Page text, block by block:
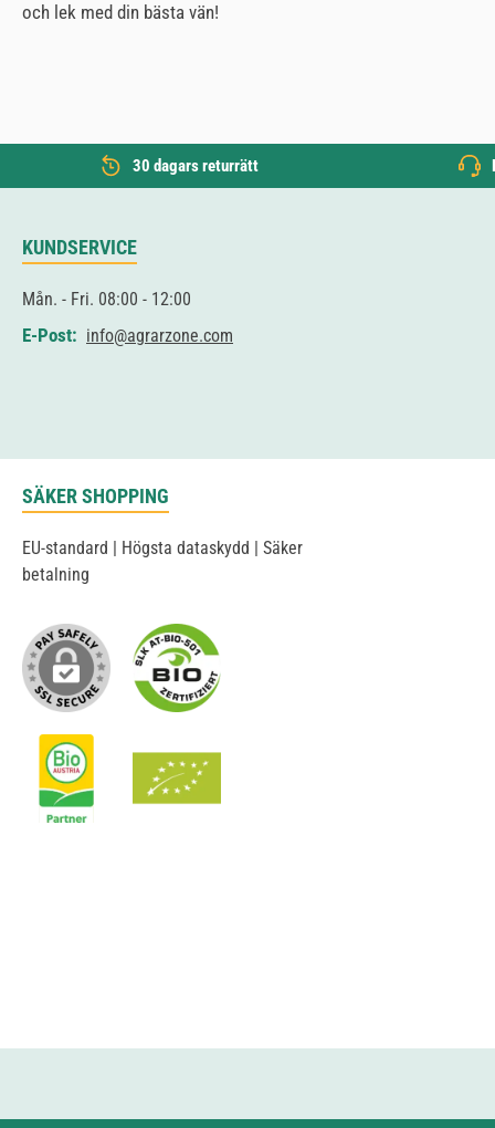
och lek med din bästa vän!
30 dagars returrätt
KUNDSERVICE
Mån. - Fri. 08:00 - 12:00
E-Post: info@agrarzone.com
SÄKER SHOPPING
EU-standard | Högsta dataskydd | Säker
betalning